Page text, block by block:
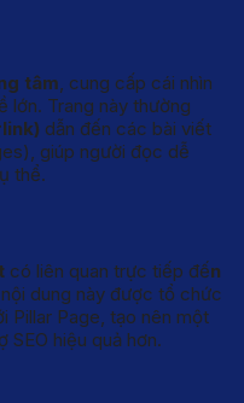
tâm, cung cấp cái nhìn
lớn. Trang này thường
dẫn đến các bài viết
giúp người đọc dễ
thể.
có liên quan trực tiếp đến
nội dung này được tổ chức
Pillar Page, tạo nên một
SEO hiệu quả hơn.